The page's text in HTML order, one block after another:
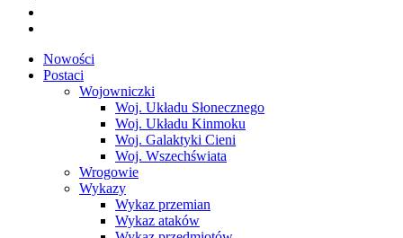
Nowości
Postaci
Wojowniczki
Woj. Układu Słonecznego
Woj. Układu Kinmoku
Woj. Galaktyki Cieni
Woj. Wszechświata
Wrogowie
Wykazy
Wykaz przemian
Wykaz ataków